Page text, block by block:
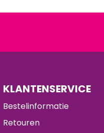
KLANTENSERVICE
Bestelinformatie
Retouren